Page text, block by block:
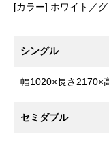
[カラー] ホワイト／
シングル
幅1020×長さ2170×
セミダブル